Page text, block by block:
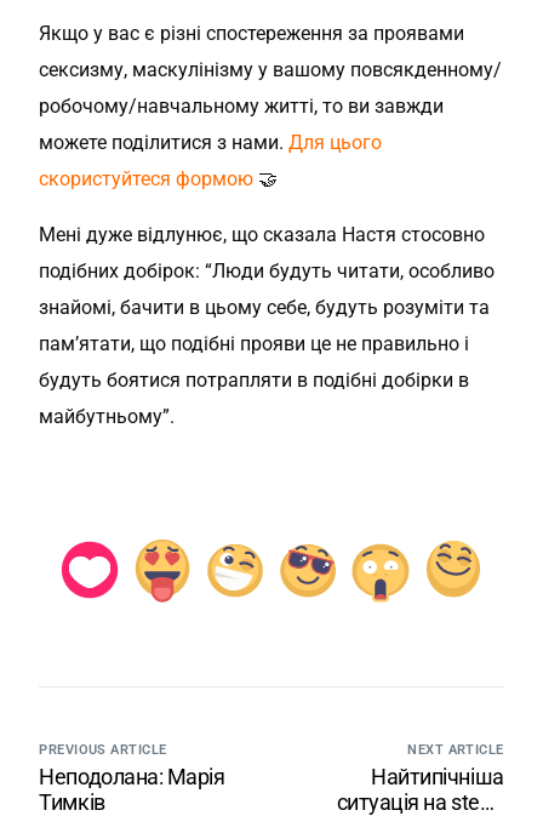
Якщо у вас є різні спостереження за проявами
сексизму, маскулінізму у вашому повсякденному/
робочому/навчальному житті, то ви завжди
можете поділитися з нами.Для цього
скористуйтеся формою 🤝
Мені дуже відлунює, що сказала Настя стосовно
подібних добірок: “Люди будуть читати, особливо
знайомі, бачити в цьому себе, будуть розуміти та
пам’ятати, що подібні прояви це не правильно і
будуть боятися потрапляти в подібні добірки в
майбутньому”.
PREVIOUS ARTICLE
Неподолана: Марія
Тимків
NEXT ARTICLE
Найтипічніша
ситуація на stem-